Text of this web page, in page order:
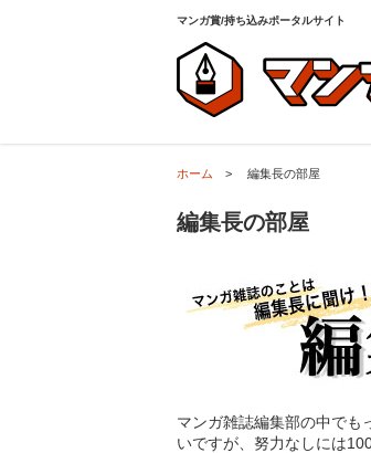
マンガ賞/持ち込みポータルサイト
ホーム > 編集長の部屋
編集長の部屋
マンガ雑誌編集部の中でも
いですが、努力なしには